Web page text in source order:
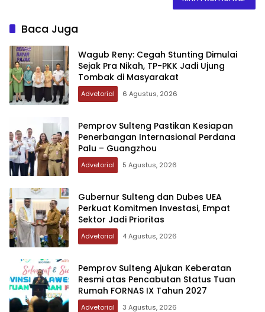
Baca Juga
Wagub Reny: Cegah Stunting Dimulai
Sejak Pra Nikah, TP-PKK Jadi Ujung
Tombak di Masyarakat
Advetorial 6 Agustus, 2026
Pemprov Sulteng Pastikan Kesiapan
Penerbangan Internasional Perdana
Palu – Guangzhou
Advetorial 5 Agustus, 2026
Gubernur Sulteng dan Dubes UEA
Perkuat Komitmen Investasi, Empat
Sektor Jadi Prioritas
Advetorial 4 Agustus, 2026
Pemprov Sulteng Ajukan Keberatan
Resmi atas Pencabutan Status Tuan
Rumah FORNAS IX Tahun 2027
Advetorial 3 Agustus, 2026